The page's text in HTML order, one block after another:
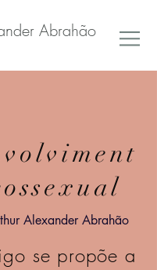
Abrahão
Alexander Abrahão
se propõe a